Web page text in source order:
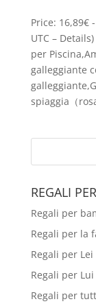
Price: 16,89€
UTC –
per
galleggiante
spiaggia（
REGALI
Regali per
Regali per la
Regali per Lei
Regali per Lui
Regali per